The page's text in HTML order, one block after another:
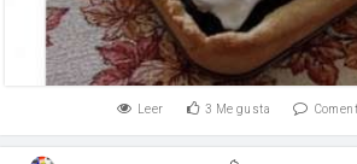
Leer 3 Me gusta